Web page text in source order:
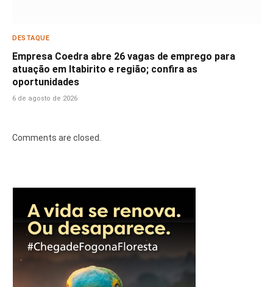
DESTAQUE
Empresa Coedra abre 26 vagas de emprego para
atuação em Itabirito e região; confira as
oportunidades
6 de agosto de 2026
Comments are closed.